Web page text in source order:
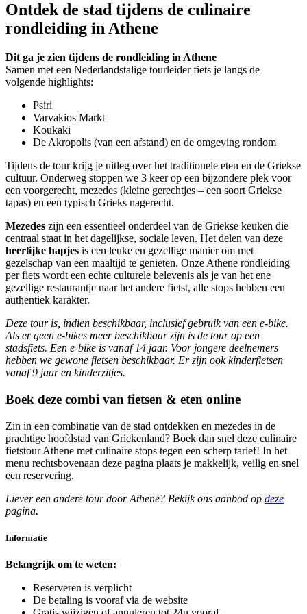
Ontdek de stad tijdens de culinaire
rondleiding in Athene
Dit ga je zien tijdens de rondleiding in Athene
Samen met een Nederlandstalige tourleider fiets je langs de
volgende highlights:
Psiri
Varvakios Markt
Koukaki
De Akropolis (van een afstand) en de omgeving rondom
Tijdens de tour krijg je uitleg over het traditionele eten en de Griekse
cultuur. Onderweg stoppen we 3 keer op een bijzondere plek voor
een voorgerecht, mezedes (kleine gerechtjes – een soort Griekse
tapas) en een typisch Grieks nagerecht.
Mezedes zijn een essentieel onderdeel van de Griekse keuken die
centraal staat in het dagelijkse, sociale leven. Het delen van deze
heerlijke hapjes is een leuke en gezellige manier om met
gezelschap van een maaltijd te genieten. Onze Athene rondleiding
per fiets wordt een echte culturele belevenis als je van het ene
gezellige restaurantje naar het andere fietst, alle stops hebben een
authentiek karakter.
Deze tour is, indien beschikbaar, inclusief gebruik van een e-bike.
Als er geen e-bikes meer beschikbaar zijn is de tour op een
stadsfiets. Een e-bike is vanaf 14 jaar. Voor jongere deelnemers
hebben we gewone fietsen beschikbaar. Er zijn ook kinderfietsen
vanaf 9 jaar en kinderzitjes.
Boek deze combi van fietsen & eten online
Zin in een combinatie van de stad ontdekken en mezedes in de
prachtige hoofdstad van Griekenland? Boek dan snel deze culinaire
fietstour Athene met culinaire stops tegen een scherp tarief! In het
menu rechtsbovenaan deze pagina plaats je makkelijk, veilig en snel
een reservering.
Liever een andere tour door Athene? Bekijk ons aanbod op deze
pagina.
Informatie
Belangrijk om te weten:
Reserveren is verplicht
De betaling is vooraf via de website